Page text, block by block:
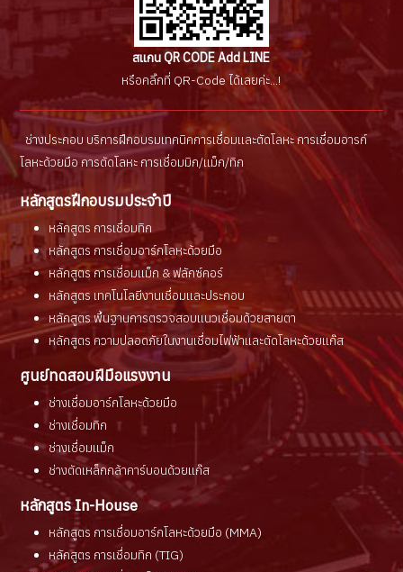
สแกน QR CODE Add LINE
หรือคลิ๊กที่ QR-Code ได้เลยค่ะ...!
ช่างประกอบ บริการฝึกอบรมเทคนิคการเชื่อมเเละตัดโลหะ การเชื่อมอารก์
โลหะด้วยมือ การตัดโลหะ การเชื่อมมิก/เเม็ก/ทิก
หลักสูตรฝึกอบรมประจำปี
หลักสูตร การเชื่อมทิก
หลักสูตร การเชื่อมอาร์กโลหะด้วยมือ
หลักสูตร การเชื่อมแม็ก & ฟลักซ์คอร์
หลักสูตร เทคโนโลยีงานเชื่อมและประกอบ
หลักสูตร พื้นฐานการตรวจสอบแนวเชื่อมด้วยสายตา
หลักสูตร ความปลอดภัยในงานเชื่อมไฟฟ้าและตัดโลหะด้วยแก๊ส
ศูนย์ทดสอบฝีมือแรงงาน
ช่างเชื่อมอาร์กโลหะด้วยมือ
ช่างเชื่อมทิก
ช่างเชื่อมแม็ก
ช่างตัดเหล็กกล้าคาร์บอนด้วยแก๊ส
หลักสูตร In-House
หลักสูตร การเชื่อมอาร์กโลหะด้วยมือ (MMA)
หลักสูตร การเชื่อมทิก (TIG)